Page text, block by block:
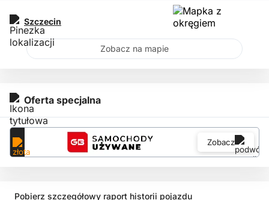
Pobierz szczegółowy raport historii pojazdu
Oferta specjalna
Zobacz
Szczecin
Zobacz na mapie